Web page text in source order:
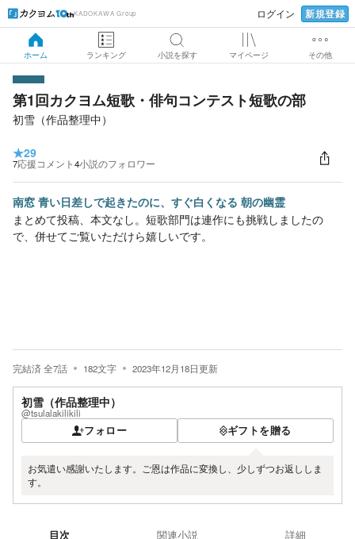
KADOKAWA Group ログイン 新規登録
ホーム ランキング 小説を探す マイページ その他
第1回カクヨム短歌・俳句コンテスト短歌の部
初雪（作品整理中）
★29
7応援コメント4小説のフォロワー
南窓 青い日差しで起きたのに、すぐ白くなる 朝の幽霊
まとめて投稿、本文なし。短歌部門は連作にも挑戦しましたの
で、併せてご覧いただけら嬉しいです。
完結済全7話 182文字 2023年12月18日更新
初雪（作品整理中）
@tsulalakilikili
フォロー ギフトを贈る
お気遣い感謝いたします。ご恩は作品に変換し、少しずつお返ししま
す。
目次 関連小説 詳細